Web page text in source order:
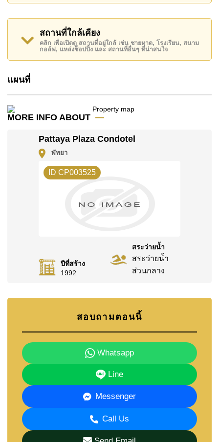
แลนด์, แม็คโคร, โลตัส พัทยาเหนือ , หาดพัทยา, ถนนคน
เดิน, อีซี่คาร์ท, ห้างสรรพสินค้าอเวนิว, เซ็นทรัลเฟสติวัล
พัทยา บีช, ไมค์ช้อปปิ้งมอลล์ , สยามคันทรีคลับ (สนาม
เก่า ไร่ ริมน้ำ และโรลลิ่งฮิลส์), พัทยาคันทรีคลับ ,
รพ.กรุงเทพพัทยา, โรงพยาบาลบางละมุง, โรงพยาบาล
อสังหาริมทรัพย์นี้มีไว้สำหรับขายในราคา ฿ 1,150,000
บาท คิดเป็น ฿ 30,263 บาทต่อตารางเมตร
โฉนดที่ดินของอสังหาริมทรัพย์นี้อยู่ภายใต้กรรมสิทธิ์ ชื่อ
ค้นพบโอกาสในการทำให้ที่อยู่อาศัยนี้เป็นบ้านในฝันของ
ติดต่อ Cornerstone Real Estate โทร +6638411250
WhatsApp ของสำนักงาน:+66807945904
สถานที่ใกล้เคียง
คลิก เพื่อเปิดดู สถานที่อยู่ใกล้ เช่น ชายหาด, โรงเรียน, สนาม
กอล์ฟ, แหล่งช็อปปิ้ง และ สถานที่อื่นๆ ที่น่าสนใจ
แผนที่
MORE INFO ABOUT
Pattaya Plaza Condotel
พัทยา
ID CP003525
ปีที่สร้าง
1992
สระว่ายน้ำ
สระว่ายน้ำ
ส่วนกลาง
สอบถามตอนนี้
Whatsapp
Line
Messenger
Call Us